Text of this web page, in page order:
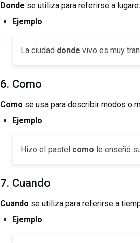
Donde se utiliza para referirse a
Ejemplo:
La ciudad donde vivo es muy
6. Como
Como se usa para describir modos o
Ejemplo:
Hizo el pastel como le enseñó
7. Cuando
Cuando se utiliza para referirse a
Ejemplo: